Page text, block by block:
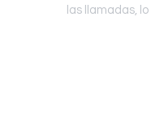
las llamadas,